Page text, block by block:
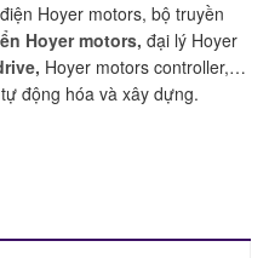
Hoyer motors, bộ truyền
Hoyer motors, đại lý Hoyer
Hoyer motors controller,…
động hóa và xây dựng.